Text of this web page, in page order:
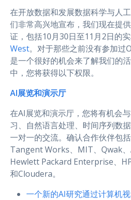
在开放数据和发展数据科学与人
们非常高兴地宣布，我们现在提
证，包括10月30日至11月2日的
West。对于那些之前没有参加过
是一个很好的机会来了解我们的
中，您将获得以下权限。
AI展览和演示厅
在AI展览和演示厅，您将有机会
习、自然语言处理、时间序列数
一对一的交流。确认合作伙伴包
Tangent Works、MIT、Qwak、
Hewlett Packard Enterprise、
和Cloudera。
一个新的AI研究通过计算机